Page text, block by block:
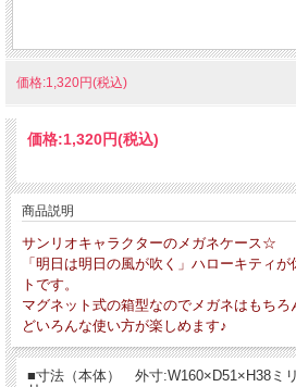
価格:1,320円(税込)
価格:1,320円(税込)
商品説明
サンリオキャラクターのメガネケース☆
「明日は明日の風が吹く」ハローキティ
トです。
マグネット式の箱型なのでメガネはもち
どいろんな使い方が楽しめます♪
■寸法（本体） 外寸:W160×D51×H38ミ